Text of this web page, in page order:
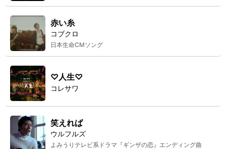
赤い糸
コブクロ
日本生命CMソング
♡人生♡
コレサワ
笑えれば
ウルフルズ
よみうりテレビ系ドラマ『ギンザの恋』エンディング曲